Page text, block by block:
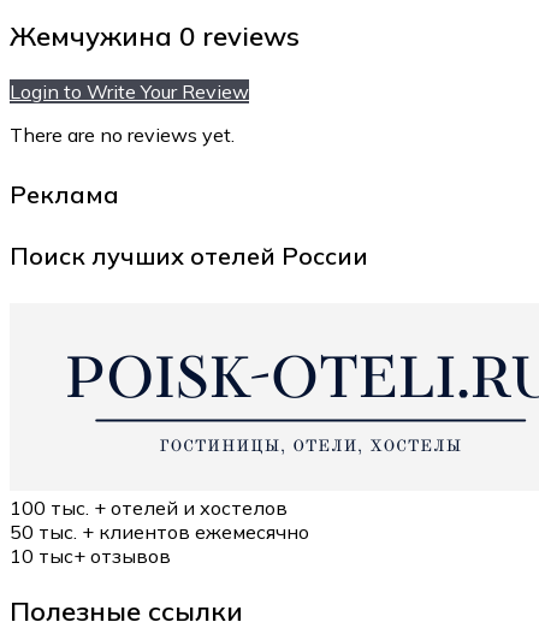
Жемчужина 0 reviews
Login to Write Your Review
There are no reviews yet.
Реклама
Поиск лучших отелей России
100 тыс. + отелей и хостелов
50 тыс. + клиентов ежемесячно
10 тыс+ отзывов
Полезные ссылки